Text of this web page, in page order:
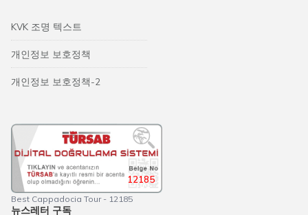
KVK 조명 텍스트
개인정보 보호정책
개인정보 보호정책-2
12185
Best Cappadocia Tour - 12185
뉴스레터 구독